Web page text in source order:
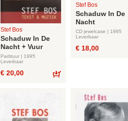
Stef Bos
Schaduw In De
Nacht + Vuur
Partituur | 1995
Leverbaar
€ 20,00
Stef Bos
Schaduw In De
Nacht
CD jewelcase | 1995
Leverbaar
€ 18,00